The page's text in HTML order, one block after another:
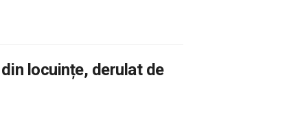
locuințe, derulat de